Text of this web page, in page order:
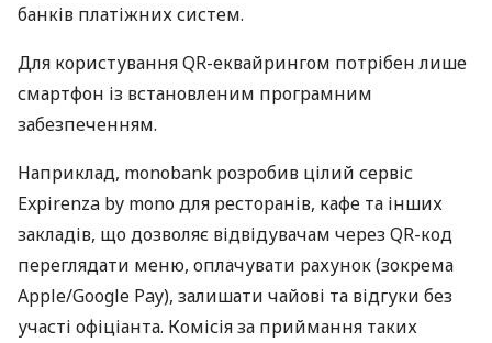
банків платіжних систем.
Для користування QR-еквайрингом потрібен лише
смартфон із встановленим програмним
забезпеченням.
Наприклад, monobank розробив цілий сервіс
Expirenza by mono для ресторанів, кафе та інших
закладів, що дозволяє відвідувачам через QR-код
переглядати меню, оплачувати рахунок (зокрема
Apple/Google Pay), залишати чайові та відгуки без
участі офіціанта. Комісія за приймання таких